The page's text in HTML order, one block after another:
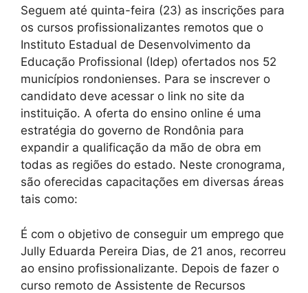
Seguem até quinta-feira (23) as inscrições para
os cursos profissionalizantes remotos que o
Instituto Estadual de Desenvolvimento da
Educação Profissional (Idep) ofertados nos 52
municípios rondonienses. Para se inscrever o
candidato deve acessar o link no site da
instituição. A oferta do ensino online é uma
estratégia do governo de Rondônia para
expandir a qualificação da mão de obra em
todas as regiões do estado. Neste cronograma,
são oferecidas capacitações em diversas áreas
tais como:
É com o objetivo de conseguir um emprego que
Jully Eduarda Pereira Dias, de 21 anos, recorreu
ao ensino profissionalizante. Depois de fazer o
curso remoto de Assistente de Recursos